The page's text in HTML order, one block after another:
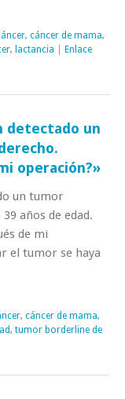
, cáncer de mama,
, lactancia
Enlace
detectado un
operación?»
un tumor
años de edad.
de mi
el tumor se haya
, cáncer de mama,
, tumor borderline de